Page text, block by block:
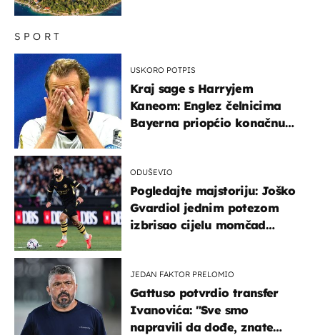
SPORT
USKORO POTPIS
Kraj sage s Harryjem
Kaneom: Englez čelnicima
Bayerna priopćio konačnu
ODUŠEVIO
Pogledajte majstoriju: Joško
Gvardiol jednim potezom
izbrisao cijelu momčad
JEDAN FAKTOR PRELOMIO
Gattuso potvrdio transfer
Ivanovića: "Sve smo
napravili da dođe, znate